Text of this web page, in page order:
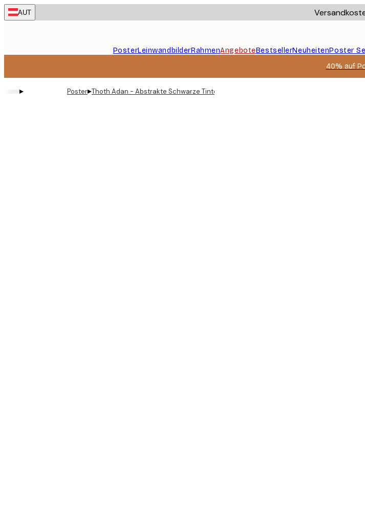
Skip
to
AUT
PosterLeinwandbilderRahmenAngeboteBestsellerNeuheitenPoster
40% auf
▸ Poster▸Thoth Adan - Abstrakte Schwarze Tintenbalken Poster